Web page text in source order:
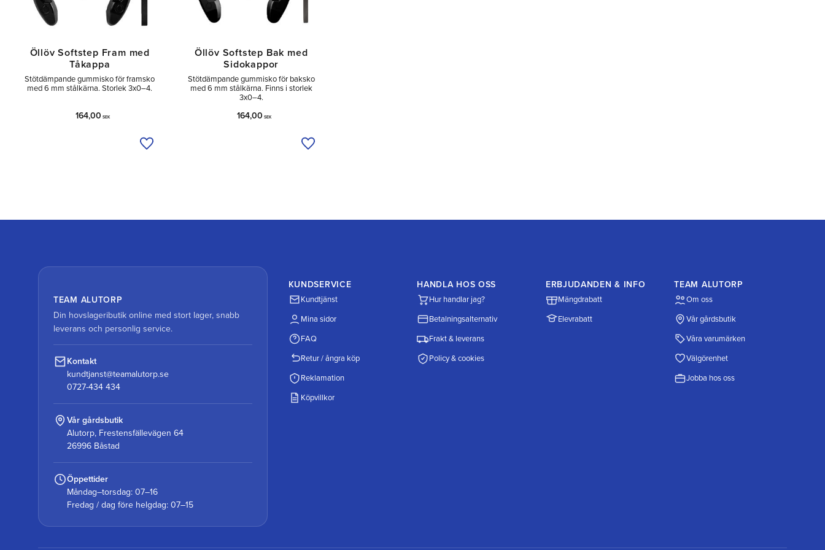
Öllöv Softstep Fram med
Tåkappa
Stötdämpande gummisko för framsko
med 6 mm stålkärna. Storlek 3x0–4.
164,00 SEK
Lägg till i önskelista
Öllöv Softstep Bak med
Sidokappor
Stötdämpande gummisko för baksko
med 6 mm stålkärna. Finns i storlek
3x0–4.
164,00 SEK
Lägg till i önskelista
TEAM ALUTORP
Din hovslageributik online med stort lager, snabb
leverans och personlig service.
Kontakt
kundtjanst@teamalutorp.se
0727-434 434
Vår gårdsbutik
Alutorp, Frestensfällevägen 64
26996 Båstad
Öppettider
Måndag–torsdag: 07–16
Fredag / dag före helgdag: 07–15
KUNDSERVICE
Kundtjänst
Mina sidor
FAQ
Retur / ångra köp
Reklamation
Köpvillkor
HANDLA HOS OSS
Hur handlar jag?
Betalningsalternativ
Frakt & leverans
Policy & cookies
ERBJUDANDEN & INFO
Mängdrabatt
Elevrabatt
TEAM ALUTORP
Om oss
Vår gårdsbutik
Våra varumärken
Välgörenhet
Jobba hos oss